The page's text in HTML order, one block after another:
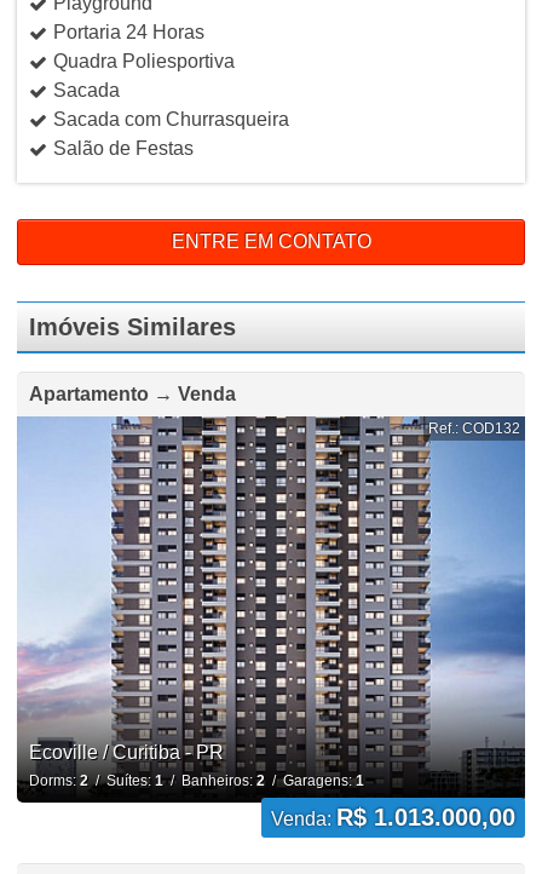
Portaria 24 Horas
Quadra Poliesportiva
Sacada
Sacada com Churrasqueira
Salão de Festas
ENTRE EM CONTATO
Imóveis Similares
Apartamento → Venda
Ref.: COD132
Ecoville / Curitiba - PR
Dorms: 2/ Suítes: 1/ Banheiros: 2/ Garagens:1
Venda: R$ 1.013.000,00